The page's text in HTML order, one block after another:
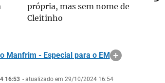
própria, mas sem nome de
Cleitinho
Manfrim - Especial para o EM
16:53 - atualizado em 29/10/2024 16:54